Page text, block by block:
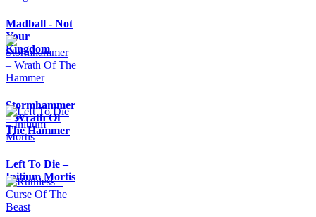
Madball - Not
Your
Kingdom
Stormhammer
– Wrath Of
The Hammer
Left To Die –
Initium Mortis